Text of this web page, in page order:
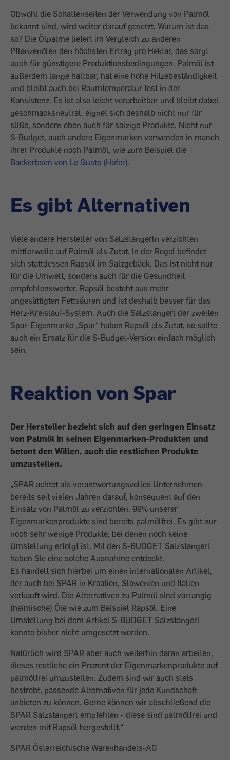
Obwohl die Schattenseiten der Verwendung von Palmöl
bekannt sind, wird weiter darauf gesetzt. Warum ist das
so? Die Ölpalme liefert im Vergleich zu anderen
Pflanzenölen den höchsten Ertrag pro Hektar, das sorgt
auch für günstigere Produktionsbedingungen. Palmöl ist
außerdem lange haltbar, hat eine hohe Hitzebeständigkeit
und bleibt auch bei Raumtemperatur fest in der
Konsistenz. Es ist also leicht verarbeitbar und bleibt dabei
geschmacksneutral, eignet sich deshalb nicht nur für
süße, sondern eben auch für salzige Produkte. Nicht nur
S-Budget, auch andere Eigenmarken verwenden in manch
ihrer Produkte noch Palmöl, wie zum Beispiel die
Backerbsen von Le Gusto (Hofer).
Es gibt Alternativen
Viele andere Hersteller von Salzstangerln verzichten
mittlerweile auf Palmöl als Zutat. In der Regel befindet
sich stattdessen Rapsöl im Salzgebäck. Das ist nicht nur
für die Umwelt, sondern auch für die Gesundheit
empfehlenswerter. Rapsöl besteht aus mehr
ungesättigten Fettsäuren und ist deshalb besser für das
Herz-Kreislauf-System. Auch die Salzstangerl der zweiten
Spar-Eigenmarke „Spar“ haben Rapsöl als Zutat, so sollte
auch ein Ersatz für die S-Budget-Version einfach möglich
sein.
Reaktion von Spar
Der Hersteller bezieht sich auf den geringen Einsatz
von Palmöl in seinen Eigenmarken-Produkten und
betont den Willen, auch die restlichen Produkte
umzustellen.
„SPAR achtet als verantwortungsvolles Unternehmen
bereits seit vielen Jahren darauf, konsequent auf den
Einsatz von Palmöl zu verzichten. 99% unserer
Eigenmarkenprodukte sind bereits palmölfrei. Es gibt nur
noch sehr wenige Produkte, bei denen noch keine
Umstellung erfolgt ist. Mit den S-BUDGET Salzstangerl
haben Sie eine solche Ausnahme entdeckt.
Es handelt sich hierbei um einen internationalen Artikel,
der auch bei SPAR in Kroatien, Slowenien und Italien
verkauft wird. Die Alternativen zu Palmöl sind vorrangig
(heimische) Öle wie zum Beispiel Rapsöl. Eine
Umstellung bei dem Artikel S-BUDGET Salzstangerl
konnte bisher nicht umgesetzt werden.
Natürlich wird SPAR aber auch weiterhin daran arbeiten,
dieses restliche ein Prozent der Eigenmarkenprodukte auf
palmölfrei umzustellen. Zudem sind wir auch stets
bestrebt, passende Alternativen für jede Kundschaft
anbieten zu können. Gerne können wir abschließend die
SPAR Salzstangerl empfehlen - diese sind palmölfrei und
werden mit Rapsöl hergestellt.“
SPAR Österreichische Warenhandels-AG